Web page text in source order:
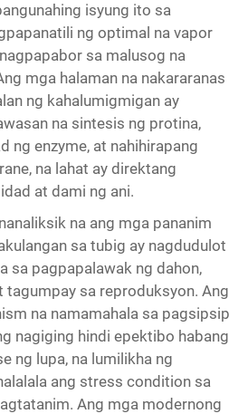
isyung ito sa
ng optimal na vapor
sa malusog na
mga halaman na nakararanas
ng kahalumigmigan ay
na sintesis ng protina,
ng enzyme, at nahihirapang
na lahat ay direktang
at dami ng ani.
na ang mga pananim
sa tubig ay nagdudulot
sa pagpapalawak ng dahon,
tagumpay sa reproduksyon. Ang
na namamahala sa pagsipsip
nagiging hindi epektibo habang
ng lupa, na lumilikha ng
ang stress condition sa
Ang mga modernong